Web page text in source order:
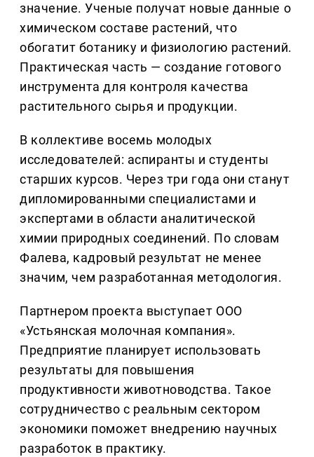
значение. Ученые получат новые данные о
химическом составе растений, что
обогатит ботанику и физиологию растений.
Практическая часть — создание готового
инструмента для контроля качества
растительного сырья и продукции.
В коллективе восемь молодых
исследователей: аспиранты и студенты
старших курсов. Через три года они станут
дипломированными специалистами и
экспертами в области аналитической
химии природных соединений. По словам
Фалева, кадровый результат не менее
значим, чем разработанная методология.
Партнером проекта выступает ООО
«Устьянская молочная компания».
Предприятие планирует использовать
результаты для повышения
продуктивности животноводства. Такое
сотрудничество с реальным сектором
экономики поможет внедрению научных
разработок в практику.